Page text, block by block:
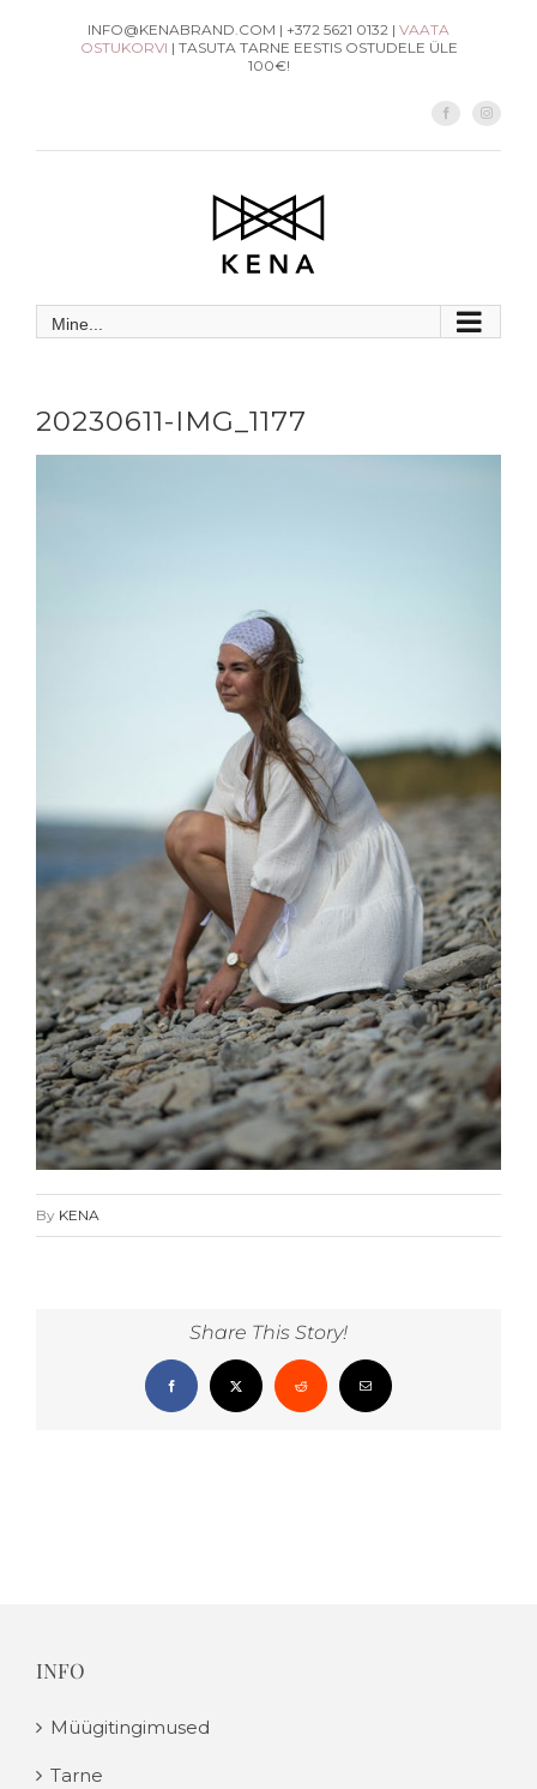
INFO@KENABRAND.COM | +372 5621 0132 | VAATA
OSTUKORVI | TASUTA TARNE EESTIS OSTUDELE ÜLE
100€!
Facebook
Mine...
20230611-IMG_1177
By KENA
Share This Story!
Facebook
X RedditEmail
INFO
Müügitingimused
Tarne